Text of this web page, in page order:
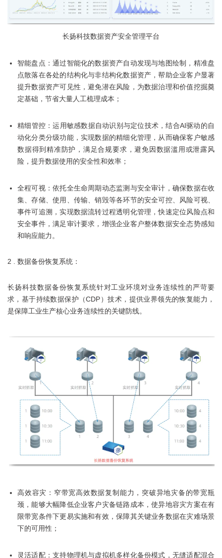
长扬科技数据资产安全管理平台
智能盘点：通过智能化的数据资产自动发现与地图绘制，精准盘
点散落在各处的结构化与非结构化数据资产，帮助企业客户显著
提升数据资产可见性，避免潜在风险，为数据治理和价值挖掘奠
定基础，节省大量人工梳理成本；
精细管控：运用敏感数据自动识别与定位技术，结合AI驱动的自
动化分类分级功能，实现数据的精细化管理，从而确保客户敏感
数据得到精准防护，满足合规要求，避免因数据滥用或泄露风
险，提升数据使用的安全性和效率；
全程可视：依托全生命周期动态监测与安全审计，确保数据在收
集、存储、使用、传输、销毁等各环节的安全可控、风险可视、
事件可追溯，实现数据流转过程透明化管理，快速定位风险点和
安全事件，满足审计要求，增强企业客户整体数据安全态势感知
和响应能力。
2 . 数据备份恢复系统：
长扬科技数据备份恢复系统针对工业环境对业务连续性的严苛要
求，基于持续数据保护（CDP）技术，提供业界领先的恢复能力，
是保障工业生产核心业务连续性的关键防线。
高效容灾：窄带宽高效数据复制能力，突破异地灾备的带宽瓶
颈，能够大幅降低企业客户灾备链路成本，使异地容灾方案在有
限带宽条件下更易实施和有效，保障其关键业务数据在灾难场景
下的可用性；
灵活适配：支持物理机与虚拟机多样化备份模式，无缝适配混合